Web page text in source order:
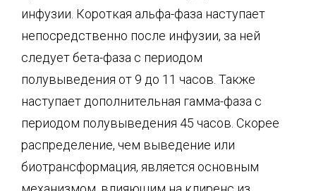
инфузии. Короткая альфа-фаза наступает
непосредственно после инфузии, за ней
следует бета-фаза с периодом
полувыведения от 9 до 11 часов. Также
наступает дополнительная гамма-фаза с
периодом полувыведения 45 часов. Скорее
распределение, чем выведение или
биотрансформация, является основным